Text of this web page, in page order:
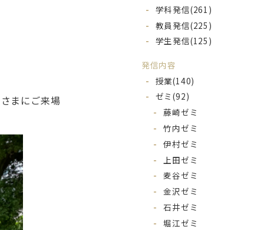
まにご来場
学科発信(261)
教員発信(225)
学生発信(125)
発信内容
授業(140)
ゼミ(92)
藤崎ゼミ
竹内ゼミ
伊村ゼミ
上田ゼミ
麦谷ゼミ
金沢ゼミ
石井ゼミ
堀江ゼミ